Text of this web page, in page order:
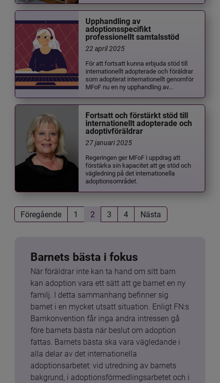
Upphandling av
adoptionsspecifikt
professionellt samtalsstöd
22 april 2025
För att fortsatt kunna erbjuda stöd till
internationellt adopterade och föräldrar
som adopterat internationellt genomför
MFoF nu en ny upphandling av...
Fortsatt och förstärkt stöd till
internationellt adopterade och
adoptivföräldrar
27 januari 2025
Regeringen ger MFoF i uppdrag att
förstärka sin kapacitet att ge stöd och
vägledning på det internationella
adoptionsområdet.
Föregående 1 2 3 4 Nästa
Barnets bästa i fokus
När föräldrar inte kan ta hand om sitt barn
kan adoption vara ett sätt att ge barnet en ny
familj. I detta sammanhang befinner sig
barnet i en mycket utsatt situation. Enligt FN:s
Barnkonvention får inga andra intressen gå
före barnets bästa när beslut om adoption
fattas. Barnets bästa ska vara vägledande i
alla delar av det internationella
adoptionsarbetet: vid utredning av barnets
bakgrund, i adoptionsförmedlingsarbetet och i